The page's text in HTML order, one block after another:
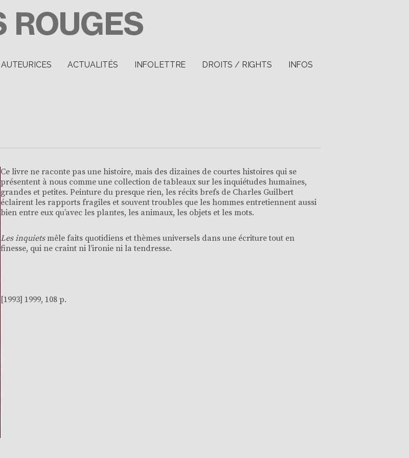
AUTEURICES ACTUALITÉS INFOLETTRE DROITS / RIGHTS INFOS
Ce livre ne raconte pas une histoire, mais des dizaines de courtes histoires qui se
présentent à nous comme une collection de tableaux sur les inquiétudes humaines,
grandes et petites. Peinture du presque rien, les récits brefs de Charles Guilbert
éclairent les rapports fragiles et souvent troubles que les hommes entretiennent aussi
bien entre eux qu’avec les plantes, les animaux, les objets et les mots.
Les inquietsmêle faits quotidiens et thèmes universels dans une écriture tout en
finesse, qui ne craint ni l’ironie ni la tendresse.
[1993] 1999, 108 p.